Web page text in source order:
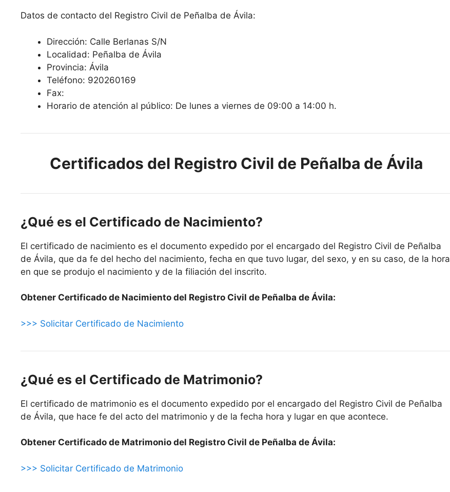
Datos de contacto del Registro Civil de Peñalba de Ávila:
Dirección: Calle Berlanas S/N
Localidad: Peñalba de Ávila
Provincia: Ávila
Teléfono: 920260169
Fax:
Horario de atención al público: De lunes a viernes de 09:00 a 14:00 h.
Certificados del Registro Civil de Peñalba de Ávila
¿Qué es el Certificado de Nacimiento?
El certificado de nacimiento es el documento expedido por el encargado del Registro Civil de Peñalba
de Ávila, que da fe del hecho del nacimiento, fecha en que tuvo lugar, del sexo, y en su caso, de la hora
en que se produjo el nacimiento y de la filiación del inscrito.
Obtener Certificado de Nacimiento del Registro Civil de Peñalba de Ávila:
>>> Solicitar Certificado de Nacimiento
¿Qué es el Certificado de Matrimonio?
El certificado de matrimonio es el documento expedido por el encargado del Registro Civil de Peñalba
de Ávila, que hace fe del acto del matrimonio y de la fecha hora y lugar en que acontece.
Obtener Certificado de Matrimonio del Registro Civil de Peñalba de Ávila:
>>> Solicitar Certificado de Matrimonio